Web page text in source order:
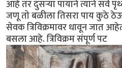
आहे तर दुसर्‍या पायाने त्याने सर्व
जणू तो बळीला तिसरा पाय कुठे
सेवक त्रिविक्रमावर धावून जात
बसला आहे. त्रिविक्रम संपूर्ण पट